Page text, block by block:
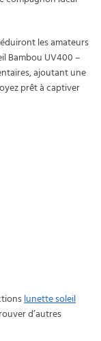
les amateurs
Bambou UV400 –
ajoutant une
prêt à captiver
lunette soleil
d’autres